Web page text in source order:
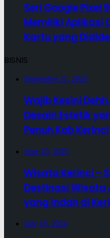
Seri Google Pixel
Memiliki Aplikasi
Kartu yang
BISNIS
September 11, 2025
Wajib Kesini
Desain Estetik
Penuh Kab Kerinci
June 10, 2025
Wisata Kerinci –
Destinasi Wisata
yang Indah di
July 19, 2024